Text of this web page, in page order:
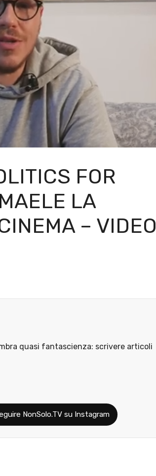
FOR
LA
– VIDEO
quasi fantascienza: scrivere articoli
NonSolo.TV su Instagram